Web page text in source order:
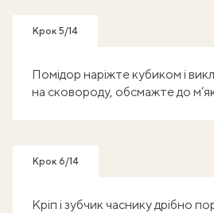
Крок 5/14
Помідор наріжте кубиком і
на сковороду, обсмажте до
Крок 6/14
Кріп і зубчик часнику дрібно